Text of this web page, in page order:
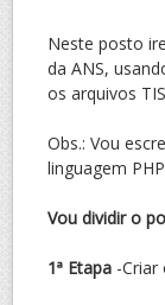
Neste posto
da ANS,
os arquivos
Obs.: Vou
linguagem
Vou dividir o
1ª Etapa -